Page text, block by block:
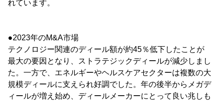
れています。
●2023年のM&A市場
テクノロジー関連のディール額が約45％低下したことが
最大の要因となり、ストラテジックディールが減少しまし
た。一方で、エネルギーやヘルスケアセクターは複数の大
規模ディールに支えられ好調でした。年の後半からメガデ
ィールが増え始め、ディールメーカーにとって良い兆しも